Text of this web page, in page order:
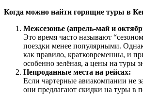
Когда можно найти горящие туры в
Межсезонье (апрель-май и
Это время часто называют
поездки менее популярными.
как правило, кратковременны, и
особенно зелёная, а цены на туры
Непроданные места на рейсах:
Если чартерные авиакомпании не
они предлагают скидки на туры в